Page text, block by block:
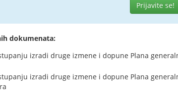
Prijavite se!
dokumenata:
izradi druge izmene i dopune Plana
izradi druge izmene i dopune Plana